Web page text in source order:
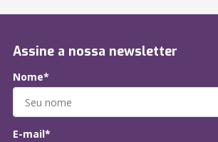
Assine a nossa newsletter
Nome*
E-mail*